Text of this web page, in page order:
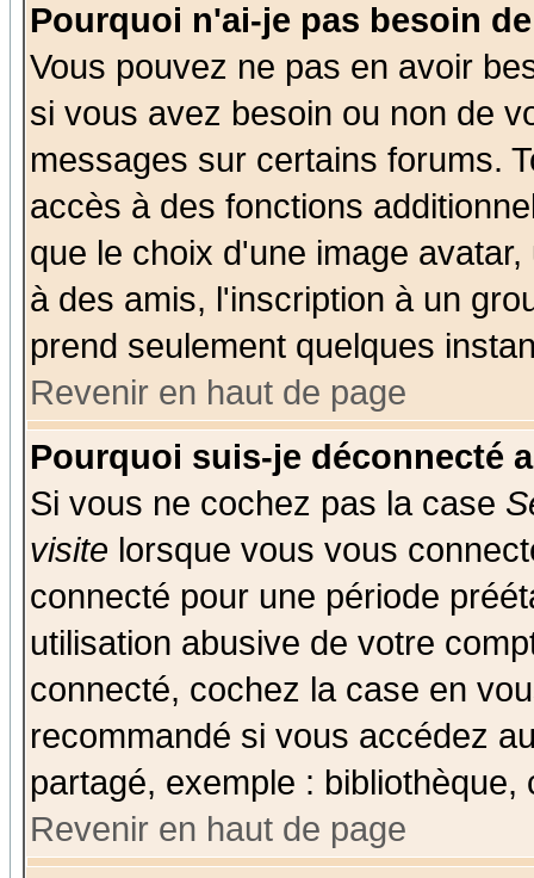
Pourquoi n'ai-je pas besoin
Vous pouvez ne pas en avoir
si vous avez besoin ou non de
messages sur certains forums.
accès à des fonctions
que le choix d'une image
à des amis, l'inscription à un
prend seulement quelques
Revenir en haut de page
Pourquoi suis-je déconnecté
Si vous ne cochez pas la case
visite lorsque vous vous
connecté pour une période
utilisation abusive de votre
connecté, cochez la case en
recommandé si vous accédez
partagé, exemple :
Revenir en haut de page